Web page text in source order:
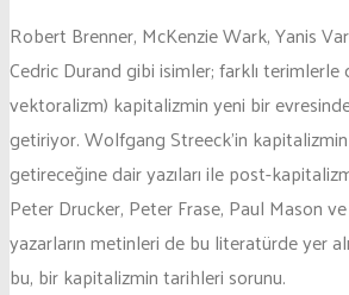
Robert Brenner, McKenzie Wark, Yanis
Cedric Durand gibi isimler; farklı
vektoralizm) kapitalizmin yeni bir
getiriyor. Wolfgang Streeck’in
getireceğine dair yazıları ile post-
Peter Drucker, Peter Frase, Paul Mason
yazarların metinleri de bu literatürde yer
bu, bir kapitalizmin tarihleri sorunu.